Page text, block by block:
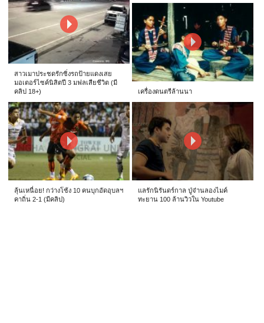
สาวเมาประชดรักซิ่งรถป้ายแดงเสย
มอเตอร์ไซค์นิสิตปี 3 มฟลเสียชีวิต (มี
คลิป 18+)
เครื่องดนตรีล้านนา
ลุ้นเหนื่อย! กว่างโซ้ง 10 คนบุกอัดอุบลฯ
คาถิ่น 2-1 (มีคลิป)
แลรักนิรันดร์กาล ปู่จ๋านลองไมค์
ทะยาน 100 ล้านวิวใน Youtube